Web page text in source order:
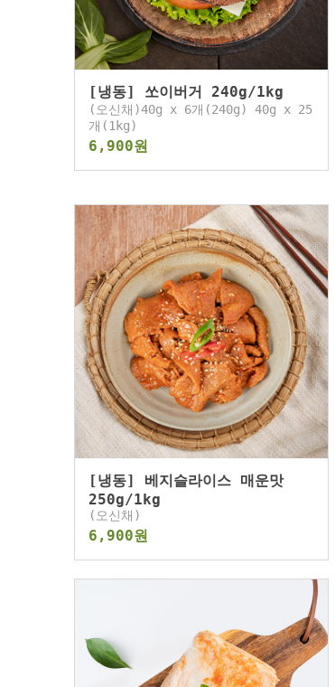
[냉동] 쏘이버거 240g/1kg
(오신채)40g x 6개(240g) 40g x 25
개(1kg)
6,900원
[냉동] 베지슬라이스 매운맛
250g/1kg
(오신채)
6,900원